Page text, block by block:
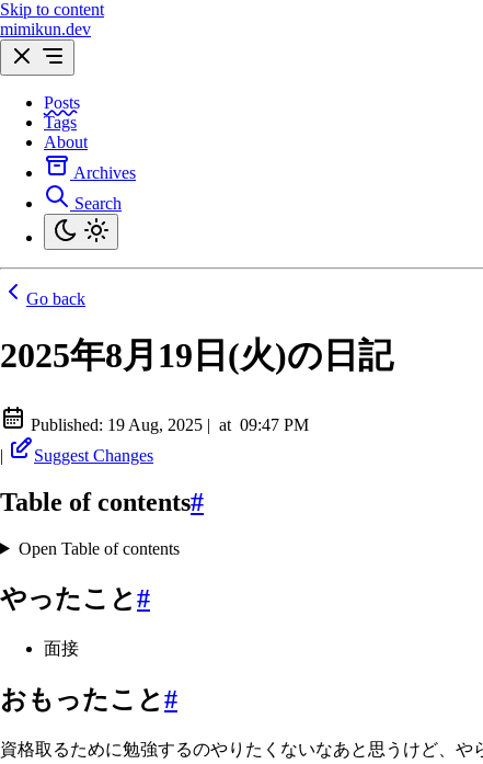
Skip to content
mimikun.dev
Posts
Tags
About
Archives
Search
Go back
2025年8月19日(火)の日記
Published: 19 Aug, 2025 | at 09:47 PM
|
Suggest Changes
Table of contents#
Open Table of contents
やったこと#
面接
おもったこと#
資格取るために勉強するのやりたくないなあと思うけど、や